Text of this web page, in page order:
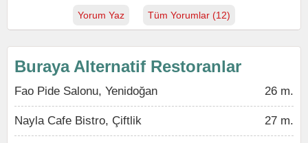
Yorum Yaz Tüm Yorumlar (12)
Buraya Alternatif Restoranlar
Fao Pide Salonu, Yenidoğan 26 m.
Nayla Cafe Bistro, Çiftlik 27 m.